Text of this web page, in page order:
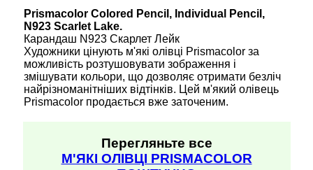
Prismacolor Colored Pencil, Individual Pencil,
N923 Scarlet Lake.
Карандаш N923 Скарлет Лейк
Художники цінують м'які олівці Prismacolor за
можливість розтушовувати зображення і
змішувати кольори, що дозволяє отримати безліч
найрізноманітніших відтінків. Цей м'який олівець
Prismacolor продається вже заточеним.
Перегляньте все
М'ЯКІ ОЛІВЦІ PRISMACOLOR